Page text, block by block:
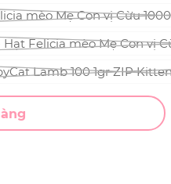
mèo Mẹ Con vị Cừu
Hạt Felicia mèo Mẹ Con vị
Lamb 100 1gr ZIP